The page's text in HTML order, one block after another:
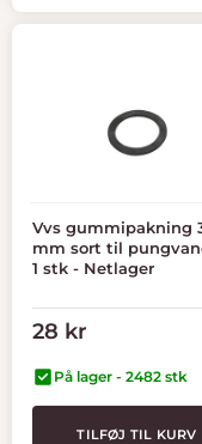
Vvs gummipakning
mm sort til
1 stk - Netlager
Tilbudspris
28 kr
På lager - 2482 stk
TILFØJ TIL KURV